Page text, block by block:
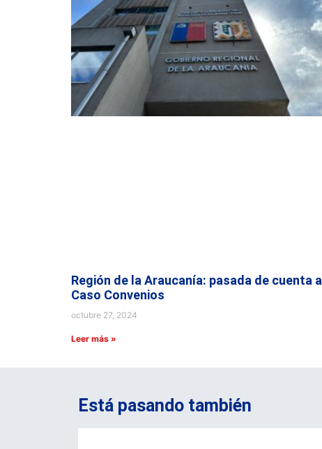
Región de la Araucanía: pasada de cuenta a
Caso Convenios
octubre 27, 2024
Leer más »
Está pasando también